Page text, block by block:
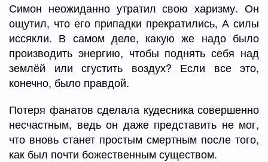
Симон неожиданно утратил свою харизму. Он
ощутил, что его припадки прекратились, А силы
иссякли. В самом деле, какую же надо было
производить энергию, чтобы поднять себя над
землёй или сгустить воздух? Если все это,
конечно, было правдой.
Потеря фанатов сделала кудесника совершенно
несчастным, ведь он даже представить не мог,
что вновь станет простым смертным после того,
как был почти божественным существом.